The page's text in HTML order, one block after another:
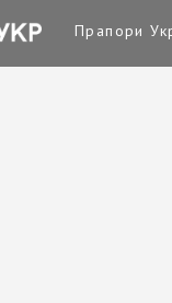
Прапори